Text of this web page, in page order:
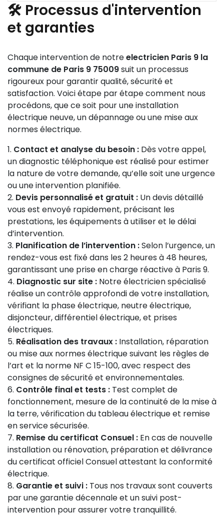
🛠️ Processus d'intervention
et garanties
Chaque intervention de notreelectricien Paris 9 la
commune de Paris 9 75009suit un processus
rigoureux pour garantir qualité, sécurité et
satisfaction. Voici étape par étape comment nous
procédons, que ce soit pour une installation
électrique neuve, un dépannage ou une mise aux
normes électrique.
Contact et analyse du besoin : Dès votre appel,
un diagnostic téléphonique est réalisé pour estimer
la nature de votre demande, qu’elle soit une urgence
ou une intervention planifiée.
Devis personnalisé et gratuit : Un devis détaillé
vous est envoyé rapidement, précisant les
prestations, les équipements à utiliser et le délai
d’intervention.
Planification de l’intervention :Selon l’urgence, un
rendez-vous est fixé dans les 2 heures à 48 heures,
garantissant une prise en charge réactive à Paris 9.
Diagnostic sur site : Notre électricien spécialisé
réalise un contrôle approfondi de votre installation,
vérifiant la phase électrique, neutre électrique,
disjoncteur, différentiel électrique, et prises
électriques.
Réalisation des travaux : Installation, réparation
ou mise aux normes électrique suivant les règles de
l’art et la norme NF C 15-100, avec respect des
consignes de sécurité et environnementales.
Contrôle final et tests : Test complet de
fonctionnement, mesure de la continuité de la mise à
la terre, vérification du tableau électrique et remise
en service sécurisée.
Remise du certificat Consuel : En cas de nouvelle
installation ou rénovation, préparation et délivrance
du certificat officiel Consuel attestant la conformité
électrique.
Garantie et suivi : Tous nos travaux sont couverts
par une garantie décennale et un suivi post-
intervention pour assurer votre tranquillité.